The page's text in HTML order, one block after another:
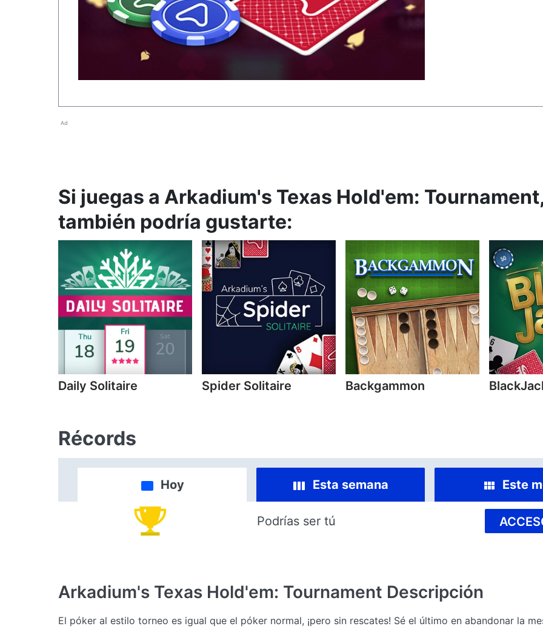
Ad
Si juegas a Arkadium's Texas Hold'em:
también podría gustarte:
Daily Solitaire Spider Solitaire Backgammon
Récords
Hoy Esta semana Este
Podrías ser tú
Arkadium's Texas Hold'em: Tournament Descripción
El póker al estilo torneo es igual que el póker normal, ¡pero sin rescates! Sé el último en abandonar la